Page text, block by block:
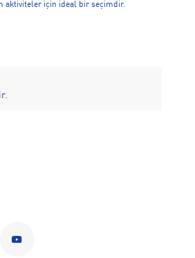
aktiviteler için ideal bir seçimdir.